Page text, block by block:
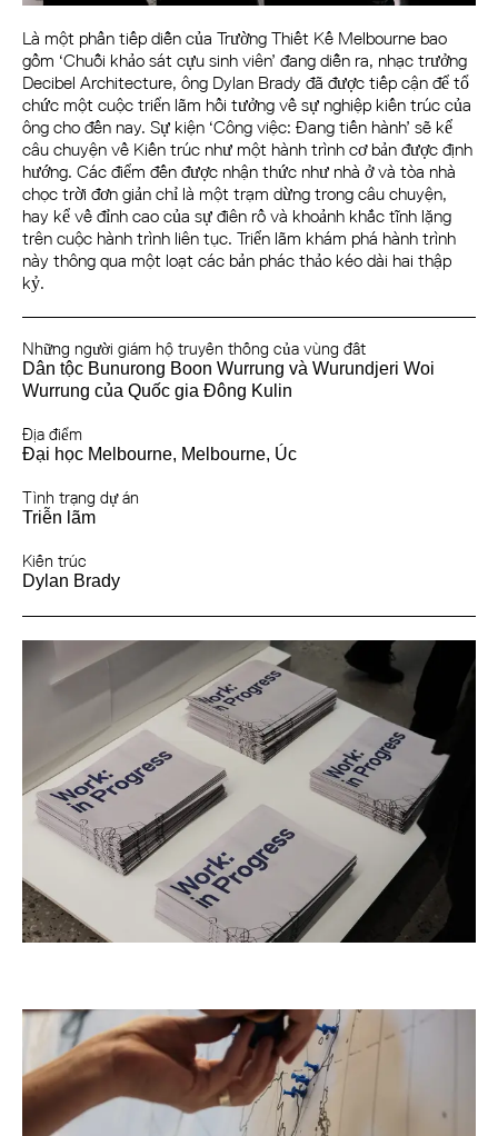
Là một phần tiếp diễn của Trường Thiết Kế Melbourne bao
gồm ‘Chuỗi khảo sát cựu sinh viên’ đang diễn ra, nhạc trưởng
Decibel Architecture, ông Dylan Brady đã được tiếp cận để tổ
chức một cuộc triển lãm hồi tưởng về sự nghiệp kiến trúc của
ông cho đến nay. Sự kiện ‘Công việc: Đang tiến hành’ sẽ kể
câu chuyện về Kiến trúc như một hành trình cơ bản được định
hướng. Các điểm đến được nhận thức như nhà ở và tòa nhà
chọc trời đơn giản chỉ là một trạm dừng trong câu chuyện,
hay kể về đỉnh cao của sự điên rồ và khoảnh khắc tĩnh lặng
trên cuộc hành trình liên tục. Triển lãm khám phá hành trình
này thông qua một loạt các bản phác thảo kéo dài hai thập
kỷ.
Những người giám hộ truyền thống của vùng đất
Dân tộc Bunurong Boon Wurrung và Wurundjeri Woi
Wurrung của Quốc gia Đông Kulin
Địa điểm
Đại học Melbourne, Melbourne, Úc
Tình trạng dự án
Triễn lãm
Kiến trúc
Dylan Brady